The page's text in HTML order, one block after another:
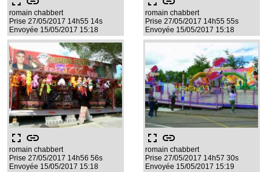
romain chabbert
Prise 27/05/2017 14h55 14s
Envoyée 15/05/2017 15:18
romain chabbert
Prise 27/05/2017 14h55 55s
Envoyée 15/05/2017 15:18
fullscreen link
romain chabbert
Prise 27/05/2017 14h56 56s
Envoyée 15/05/2017 15:18
fullscreen link
romain chabbert
Prise 27/05/2017 14h57 30s
Envoyée 15/05/2017 15:19